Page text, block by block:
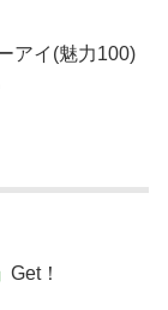
アイ(魅力100)
Get！